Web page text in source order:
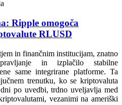
Ripple omogoča
RLUSD
in finančnim institucijam, znatno
in izplačilo stabilne
same integrirane platforme. Ta
trenutku, ko se kriptovaluta
po uvedbi, trdno uveljavlja med
vezanimi na ameriški